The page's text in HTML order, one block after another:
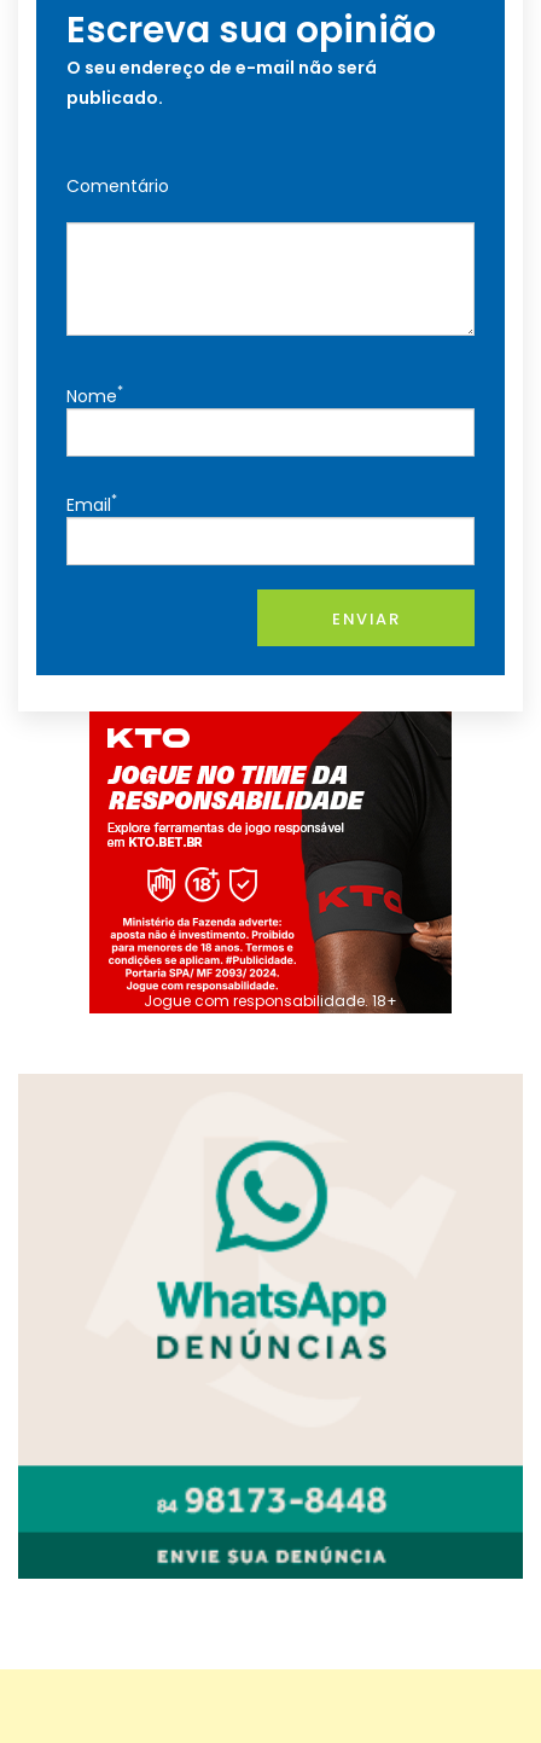
Escreva sua opinião
O seu endereço de e-mail não será
publicado.
Comentário
Nome*
Email*
ENVIAR
Jogue com responsabilidade. 18+